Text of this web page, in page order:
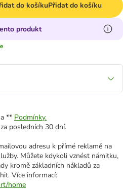
do košíkuPřidat do košíku
produkt
** Podmínky.
posledních 30 dní.
adresu k přímé reklamě na
Můžete kdykoli vznést námitku,
kromě základních nákladů za
Více informací:
home